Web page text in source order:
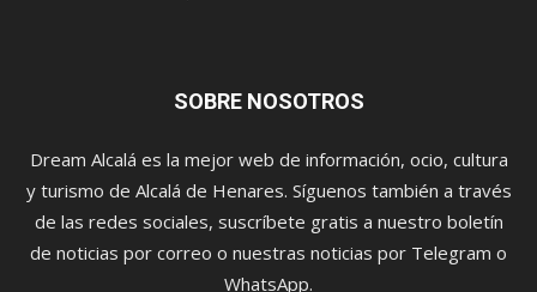
SOBRE NOSOTROS
Dream Alcalá es la mejor web de información, ocio, cultura
y turismo de Alcalá de Henares. Síguenos también a través
de las redes sociales, suscríbete gratis a nuestro boletín
de noticias por correo o nuestras noticias por Telegram o
WhatsApp.